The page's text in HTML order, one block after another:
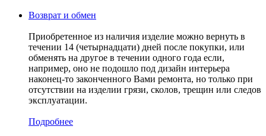
Возврат и обмен
Приобретенное из наличия изделие можно вернуть в
течении 14 (четырнадцати) дней после покупки, или
обменять на другое в течении одного года если,
например, оно не подошло под дизайн интерьера
наконец-то законченного Вами ремонта, но только при
отсутствии на изделии грязи, сколов, трещин или следов
эксплуатации.
Подробнее